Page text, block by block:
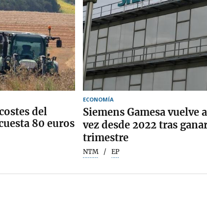
del
80 euros
ECONOMÍA
Siemens Gamesa
vez desde 2022 tras
trimestre
NTM EP